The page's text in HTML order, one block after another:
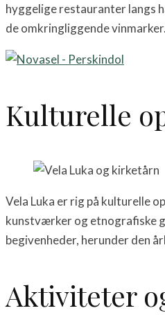
hyggelige restauranter langs
de omkringliggende
Kulturelle
Vela Luka er rig på kulturelle
kunstværker og etnografiske
begivenheder, herunder den
Aktiviteter